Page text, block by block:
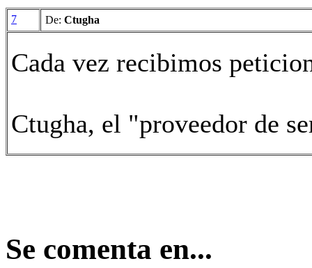
7 De: Ctugha
Cada vez recibimos
Ctugha, el "proveedor de
Se comenta en...